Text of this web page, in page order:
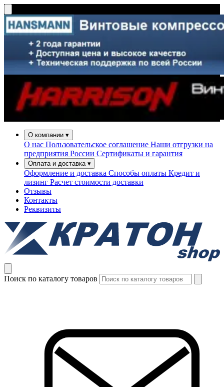
О компании ▾
О нас Пользовательское соглашение Наши отгрузки на
предприятия России Сертификаты и гарантия
Оплата и доставка ▾
Оформление и доставка Способы оплаты Кредит и
лизинг Расчет стоимости доставки
Отзывы
Контакты
Реквизиты
Поиск по каталогу товаров